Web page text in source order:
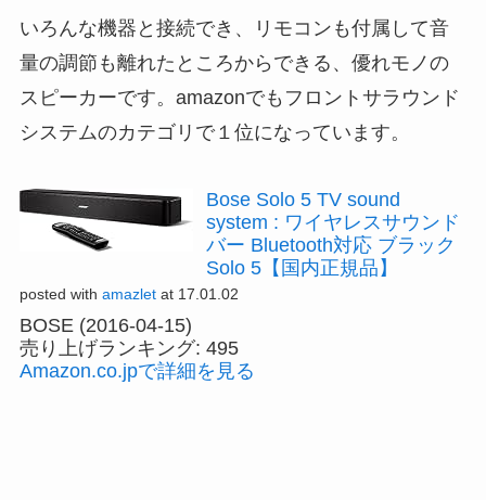
いろんな機器と接続でき、リモコンも付属して音
量の調節も離れたところからできる、優れモノの
スピーカーです。amazonでもフロントサラウンド
システムのカテゴリで１位になっています。
Bose Solo 5 TV sound
system : ワイヤレスサウンド
バー Bluetooth対応 ブラック
Solo 5【国内正規品】
posted with amazletat 17.01.02
BOSE (2016-04-15)
売り上げランキング: 495
Amazon.co.jpで詳細を見る